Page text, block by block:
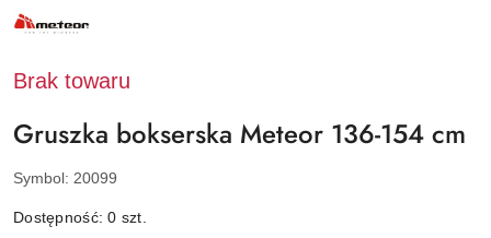
NAZWA
PRODUCENTA:
Brak towaru
Gruszka bokserska Meteor 136-154 cm
Symbol: 20099
Dostępność:0 szt.